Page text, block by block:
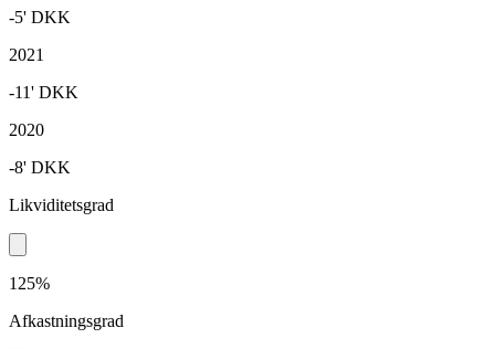
-5' DKK
2021
-11' DKK
2020
-8' DKK
Likviditetsgrad
125%
Afkastningsgrad